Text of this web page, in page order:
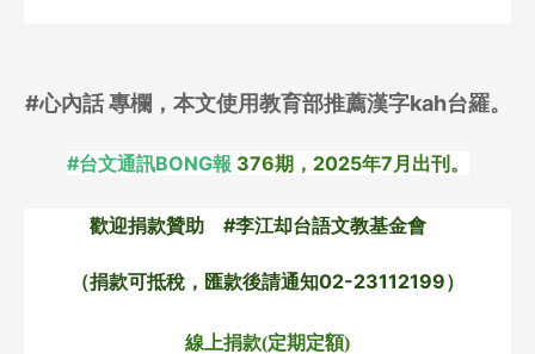
#心內話 專欄，本文使用教育部推薦漢字kah台羅。
#台文通訊BONG報 376期，2025年7月出刊。
歡迎捐款贊助 #李江却台語文教基金會
（捐款可抵稅，匯款後請通知02-23112199）
線上捐款(定期定額)